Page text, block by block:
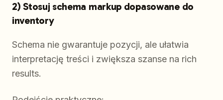
2) Stosuj schema markup dopasowane do
inventory
Schema nie gwarantuje pozycji, ale ułatwia
interpretację treści i zwiększa szanse na rich
results.